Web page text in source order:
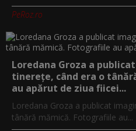
PeRoz.ro
Loredana Groza a
tinerețe, când era o
au apărut de ziua fiicei...
Loredana Groza a publicat
tânără mămică. Fotografiile au...